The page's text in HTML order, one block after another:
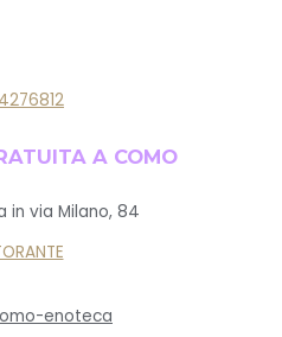
A COMO
in via Milano, 84